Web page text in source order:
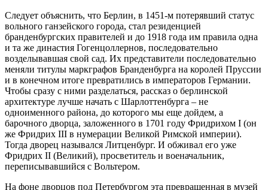
Следует объяснить, что Берлин, в 1451-м потерявший статус
вольного ганзейского города, стал резиденцией
бранденбургских правителей и до 1918 года им правила одна
и та же династия Гогенцоллернов, последовательно
возделывавшая свой сад. Их представители последовательно
меняли титулы маркграфов Бранденбурга на королей Пруссии
и в конечном итоге превратились в императоров Германии.
Чтобы сразу с ними разделаться, рассказ о берлинской
архитектуре лучше начать с Шарлоттенбурга – не
одноименного района, до которого мы еще дойдем, а
барочного дворца, заложенного в 1701 году Фридрихом I (он
же Фридрих III в нумерации Великой Римской империи).
Тогда дворец назывался Литценбург. И обживал его уже
Фридрих II (Великий), просветитель и военачальник,
переписывавшийся с Вольтером.
На фоне дворцов под Петербургом эта превращенная в музей